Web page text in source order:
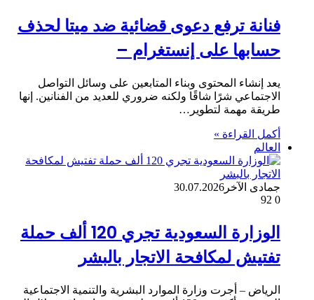
فنانة ترفع دعوى قضائية ضد ميتا لحذف
حسابها على إنستغرام –
يعد إنشاء المحتوى وبناء المتابعين على وسائل التواصل
الاجتماعي شرًا شاقًا ولكنه ضروري للعديد من الفنانين. إنها
طريقة مهمة لتطوير…
أكمل القراءة »
العالم
جمادى الآخر 30.07.2026
0
الوزارة السعودية تجري 120 ألف حملة
تفتيش لمكافحة الاتجار بالبشر
الرياض – أجرت وزارة الموارد البشرية والتنمية الاجتماعية